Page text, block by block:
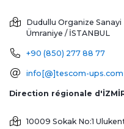
Dudullu Organize
Ümraniye / İSTANBUL
+90 (850) 277 88 77
info[@]tescom-ups.com
Direction régionale
10009 Sokak No:1